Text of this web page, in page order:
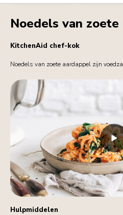
Hulpmiddelen
Noedels van
KitchenAid chef-kok
Noedels van zoete aardappel zijn